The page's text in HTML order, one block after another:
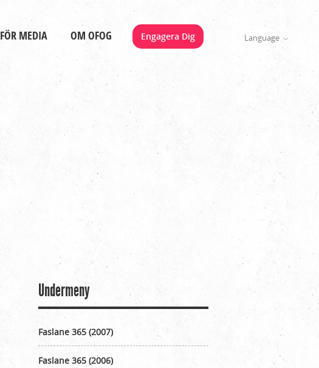
Language
FÖR MEDIA OM OFOG Engagera Dig
Undermeny
Faslane 365 (2007)
Faslane 365 (2006)